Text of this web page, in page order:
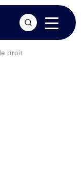
droit
arrow_forward